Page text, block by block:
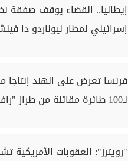
إيطاليا.. القضاء يوقف صفقة
إسرائيلي لمطار ليوناردو دا
فرنسا تعرض على الهند إنتاجا
لـ100 طائرة مقاتلة من طراز "رافال"
"رويترز": العقوبات الأمريكية